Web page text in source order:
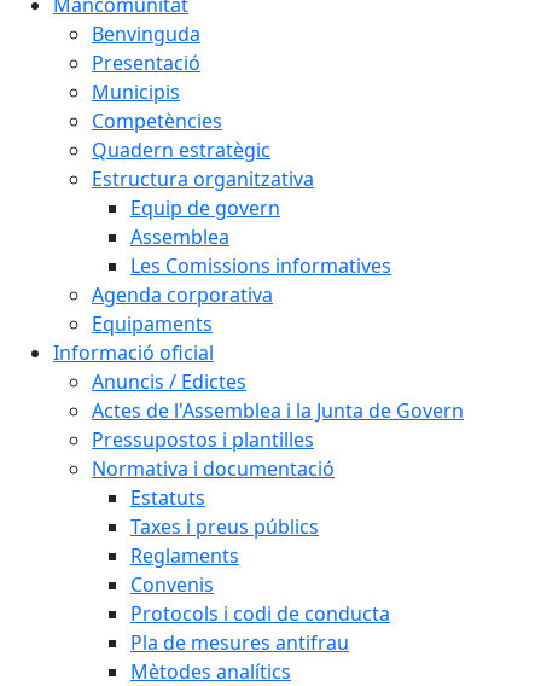
Benvinguda
Presentació
Municipis
Competències
Quadern estratègic
Estructura organitzativa
Equip de govern
Assemblea
Les Comissions informatives
Agenda corporativa
Equipaments
Informació oficial
Anuncis / Edictes
Actes de l'Assemblea i la Junta de Govern
Pressupostos i plantilles
Normativa i documentació
Estatuts
Taxes i preus públics
Reglaments
Convenis
Protocols i codi de conducta
Pla de mesures antifrau
Mètodes analítics